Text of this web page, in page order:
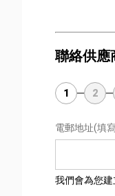
聯絡供應
1 2
電郵地址(填
我們會為您